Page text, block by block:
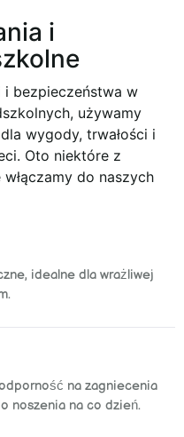
i
i bezpieczeństwa w
używamy
wygody, trwałości i
Oto niektóre z
do naszych
idealne dla wrażliwej
na zagniecenia
noszenia na co dzień.